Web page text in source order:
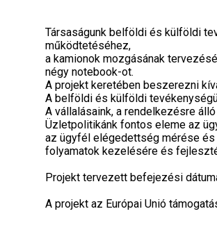
Társaságunk belföldi és külföldi
működtetéséhez,
a kamionok mozgásának
négy notebook-ot.
A projekt keretében beszerezni
A belföldi és külföldi
A vállalásaink, a rendelkezésre
Üzletpolitikánk fontos eleme az
az ügyfél elégedettség mérése
folyamatok kezelésére és
Projekt tervezett befejezési
A projekt az Európai Unió